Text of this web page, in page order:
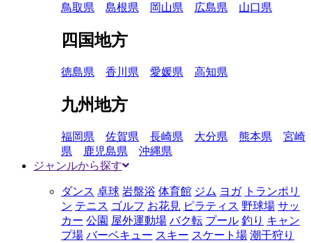
鳥取県 島根県 岡山県 広島県 山口県
四国地方
徳島県 香川県 愛媛県 高知県
九州地方
福岡県 佐賀県 長崎県 大分県 熊本県
宮崎
県
鹿児島県
沖縄県
ジャンルから探す
ダンス 卓球 岩盤浴 体育館 ジム ヨガ トランポリ
ン テニス ゴルフ お花見 ピラティス 野球場 サッ
カー 公園 屋外運動場 バク転 プール 釣り キャン
プ場 バーベキュー スキー スケート場 潮干狩り